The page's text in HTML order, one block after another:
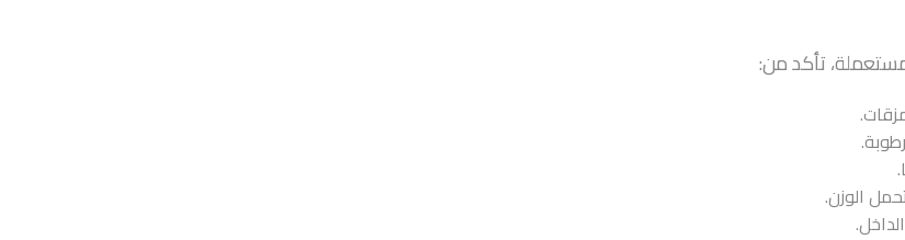
تأكد من:
الوزن.